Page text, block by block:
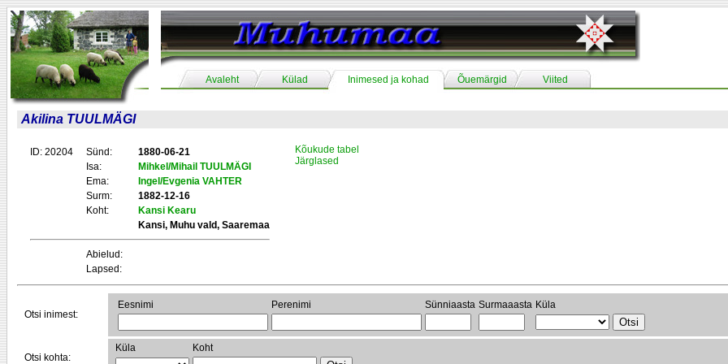
Avaleht Külad Inimesed ja kohad Õuemärgid Viited
Akilina TUULMÄGI
ID: 20204 Sünd:
1880-06-21
Isa:
Mihkel/Mihail TUULMÄGI
Ema:
Ingel/Evgenia VAHTER
Surm:
1882-12-16
Koht:
Kansi Kearu
Kansi, Muhu vald, Saaremaa
Abielud:
Lapsed:
Kõukude tabel
Järglased
Otsi inimest:
Eesnimi Perenimi Sünniaasta Surmaaasta Küla
Otsi kohta:
Küla Koht